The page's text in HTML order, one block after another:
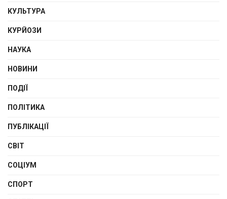
КУЛЬТУРА
КУРЙОЗИ
НАУКА
НОВИНИ
ПОДІЇ
ПОЛІТИКА
ПУБЛІКАЦІЇ
СВІТ
СОЦІУМ
СПОРТ